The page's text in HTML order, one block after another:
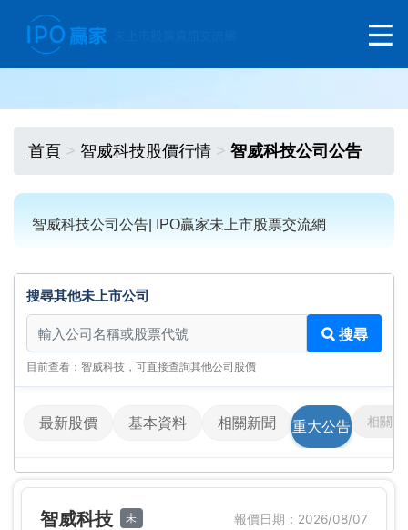
首頁 智威科技股價行情 智威科技公司公告
智威科技公司公告| IPO贏家未上市股票交流網
搜尋其他未上市公司
搜尋其他未上市公司
搜尋
目前查看：智威科技，可直接查詢其他公司股價
最新股價 基本資料 相關新聞 重大公告 相關影
智威科技 未 報價日期：2026/08/07